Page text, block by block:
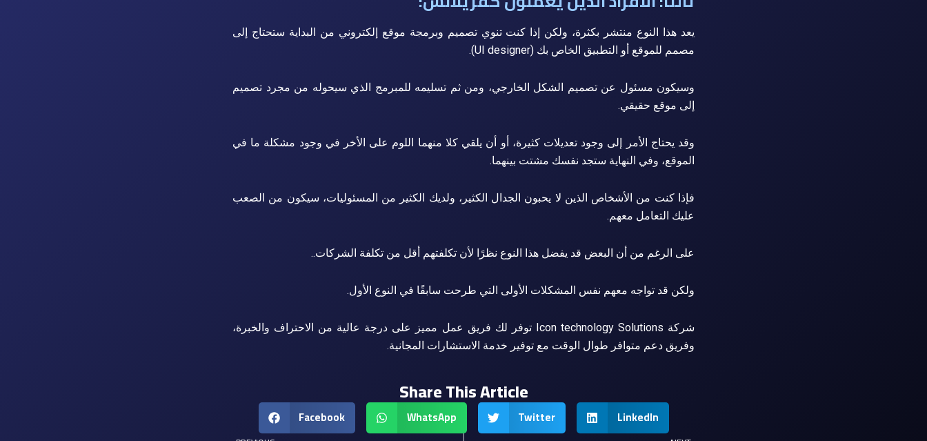
يعد هذا النوع منتشر بكثرة، ولكن إذا كنت تنوي تصميم وبرمجة موقع إلكتروني من البداية ستحتاج إلى
مصمم للموقع أو التطبيق الخاص بك (UI designer).
وسيكون مسئول عن تصميم الشكل الخارجي، ومن ثم تسليمه للمبرمج الذي سيحوله من مجرد تصميم
إلى موقع حقيقي.
وقد يحتاج الأمر إلى وجود تعديلات كثيرة، أو أن يلقي كلا منهما اللوم على الأخر في وجود مشكلة ما في
الموقع، وفي النهاية ستجد نفسك مشتت بينهما.
فإذا كنت من الأشخاص الذين لا يحبون الجدال الكثير، ولديك الكثير من المسئوليات، سيكون من الصعب
عليك التعامل معهم.
على الرغم من أن البعض قد يفضل هذا النوع نظرًا لأن تكلفتهم أقل من تكلفة الشركات..
ولكن قد تواجه معهم نفس المشكلات الأولى التي طرحت سابقًا في النوع الأول.
شركة Icon technology Solutions توفر لك فريق عمل مميز على درجة عالية من الاحتراف والخبرة،
وفريق دعم متوافر طوال الوقت مع توفير خدمة الاستشارات المجانية.
Share This Article
Facebook WhatsApp Twitter LinkedIn